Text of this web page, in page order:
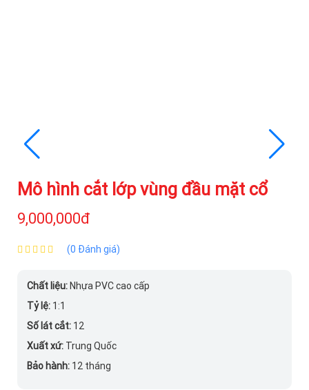
Mô hình cắt lớp vùng đầu mặt cổ
9,000,000đ
(0 Đánh giá)
Chất liệu: Nhựa PVC cao cấp
Tỷ lệ: 1:1
Số lát cắt: 12
Xuất xứ: Trung Quốc
Bảo hành: 12 tháng